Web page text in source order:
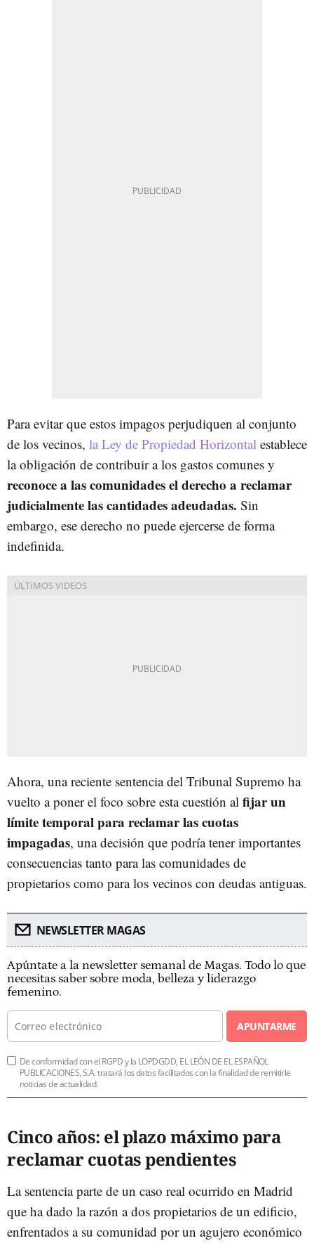
Para evitar que estos impagos perjudiquen al conjunto
de los vecinos, la Ley de Propiedad Horizontal establece
la obligación de contribuir a los gastos comunes y
reconoce a las comunidades el derecho a reclamar
judicialmente las cantidades adeudadas. Sin
embargo, ese derecho no puede ejercerse de forma
indefinida.
Ahora, una reciente sentencia del Tribunal Supremo ha
vuelto a poner el foco sobre esta cuestión al fijar un
límite temporal para reclamar las cuotas
impagadas, una decisión que podría tener importantes
consecuencias tanto para las comunidades de
propietarios como para los vecinos con deudas antiguas.
NEWSLETTER MAGAS
Apúntate a la newsletter semanal de Magas. Todo lo que
necesitas saber sobre moda, belleza y liderazgo
femenino.
APUNTARME
De conformidad con el RGPD y la LOPDGDD, EL LEÓN DE EL ESPAÑOL
PUBLICACIONES, S.A. tratará los datos facilitados con la finalidad de remitirle
noticias de actualidad.
Cinco años: el plazo máximo para
reclamar cuotas pendientes
La sentencia parte de un caso real ocurrido en Madrid
que ha dado la razón a dos propietarios de un edificio,
enfrentados a su comunidad por un agujero económico